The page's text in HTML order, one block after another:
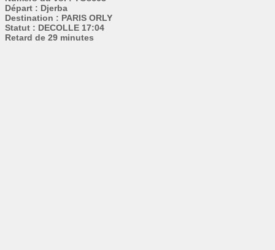
Départ : Djerba
Destination : PARIS ORLY
Statut : DECOLLE 17:04
Retard de 29 minutes